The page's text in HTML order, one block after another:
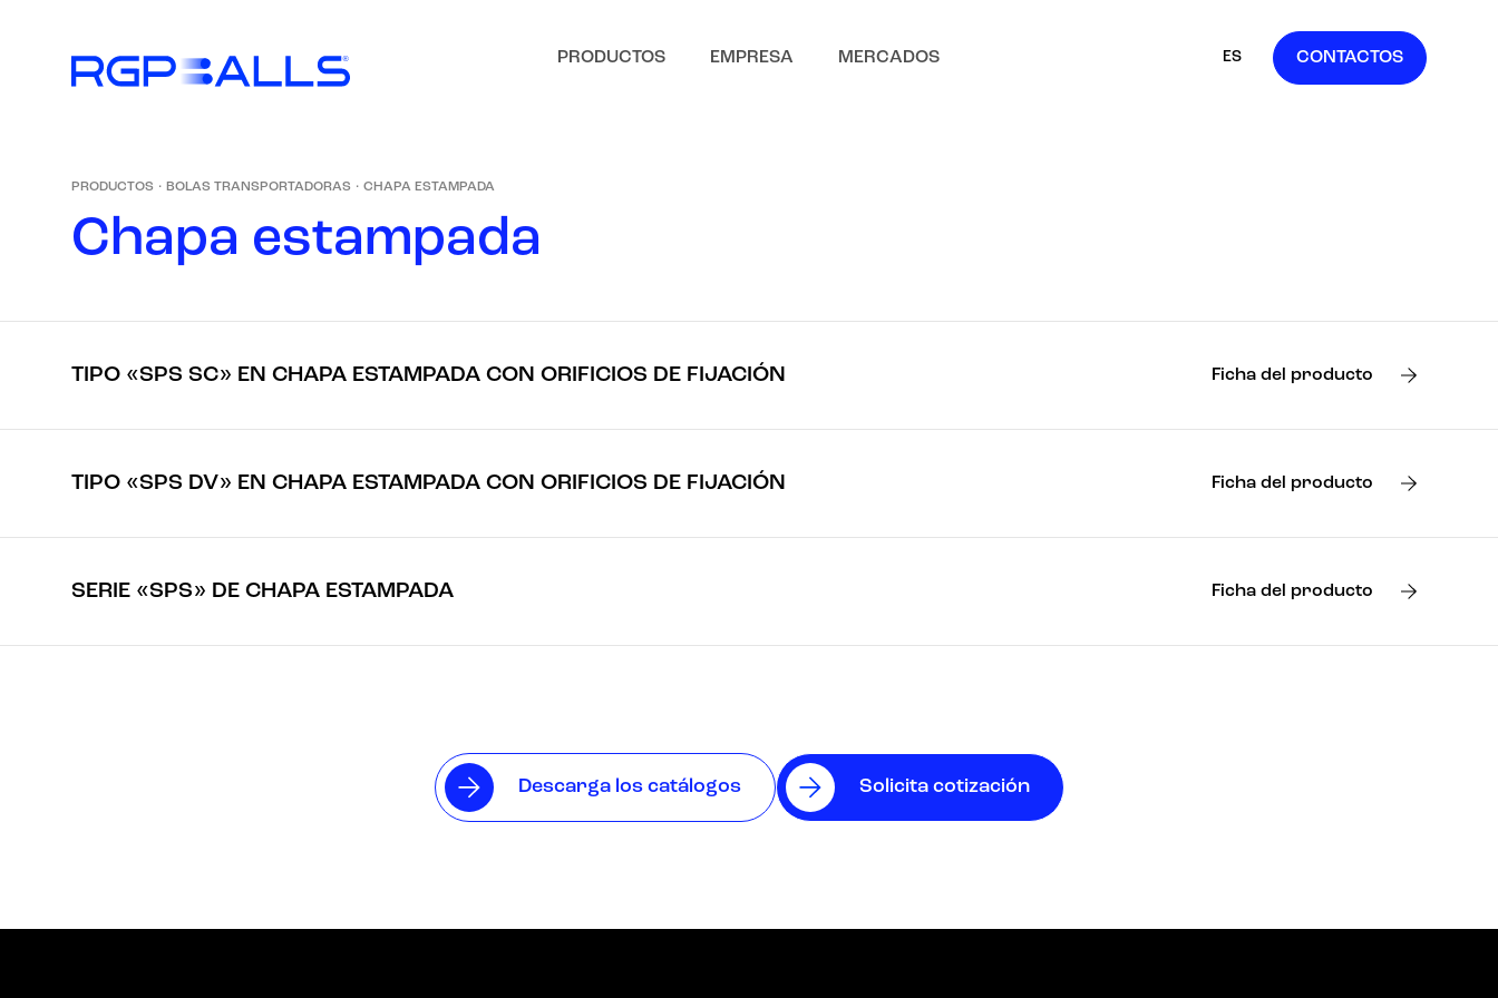
PRODUCTOS EMPRESA MERCADOS ES CONTACTOS
PRODUCTOS · BOLAS TRANSPORTADORAS · CHAPA ESTAMPADA
Chapa estampada
TIPO «SPS SC» EN CHAPA ESTAMPADA CON ORIFICIOS DE FIJACIÓN Ficha del producto
TIPO «SPS DV» EN CHAPA ESTAMPADA CON ORIFICIOS DE FIJACIÓN Ficha del producto
SERIE «SPS» DE CHAPA ESTAMPADA Ficha del producto
Descarga los catálogos Solicita cotización